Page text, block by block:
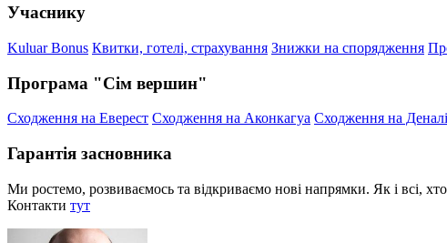
Учаснику
Kuluar Bonus Квитки, готелі, страхування Знижки на спорядження
Програма "Сім вершин"
Сходження на Еверест Сходження на Аконкагуа Сходження на Деналі
Гарантія засновника
Ми ростемо, розвиваємось та відкриваємо нові напрямки. Як і всі,
Контакти тут